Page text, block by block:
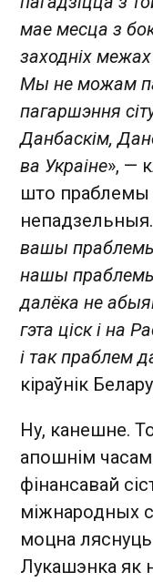
мае месца з
заходніх
Мы не можам
пагаршэння
Данбаскім,
ва Украіне», —
што праблемы
непадзельныя.
вашы
нашы праблемы.
далёка не
гэта ціск і на
і так праблем
кіраўнік
Ну, канешне.
апошнім часам
фінансавай
міжнародных
моцна
Лукашэнка як